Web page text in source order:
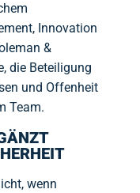
Innovation
&
die Beteiligung
und Offenheit
Team.
wenn